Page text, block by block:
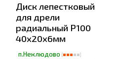
Диск лепестковый
для дрели
радиальный Р100
40х20х6мм
п.Неклюдово